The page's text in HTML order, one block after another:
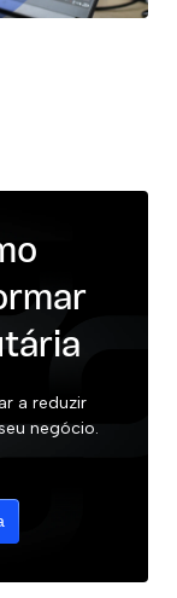
a reduzir
negócio.